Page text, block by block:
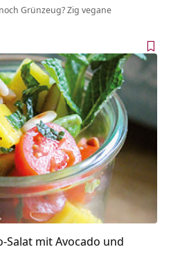
Grünzeug? Zig vegane
Salat mit Avocado und